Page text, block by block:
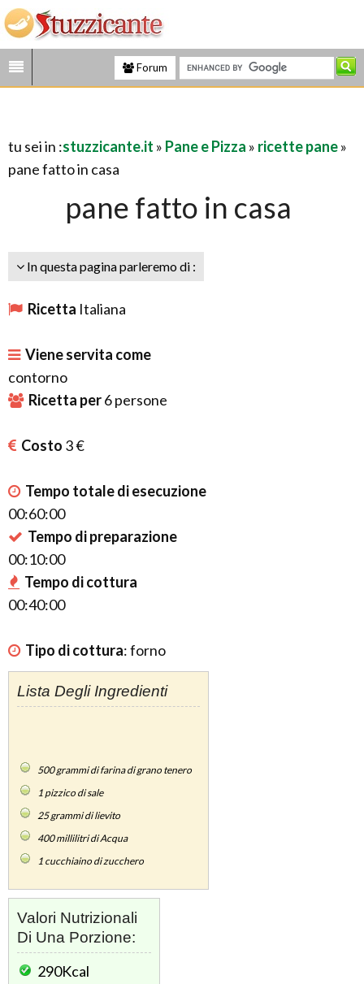
Forum
tu sei in :stuzzicante.it » Pane e Pizza » ricette pane»
pane fatto in casa
pane fatto in casa
In questa pagina parleremo di :
Ricetta Italiana
Viene servita come
contorno
Ricetta per6persone
Costo 3 €
Tempo totale di esecuzione
00:60:00
Tempo di preparazione
00:10:00
Tempo di cottura
00:40:00
Tipo di cottura:forno
Lista Degli Ingredienti
500grammi di farina di grano tenero
1 pizzico di sale
25grammi di lievito
400millilitri di Acqua
1 cucchiaino di zucchero
Valori Nutrizionali
Di Una Porzione:
290Kcal